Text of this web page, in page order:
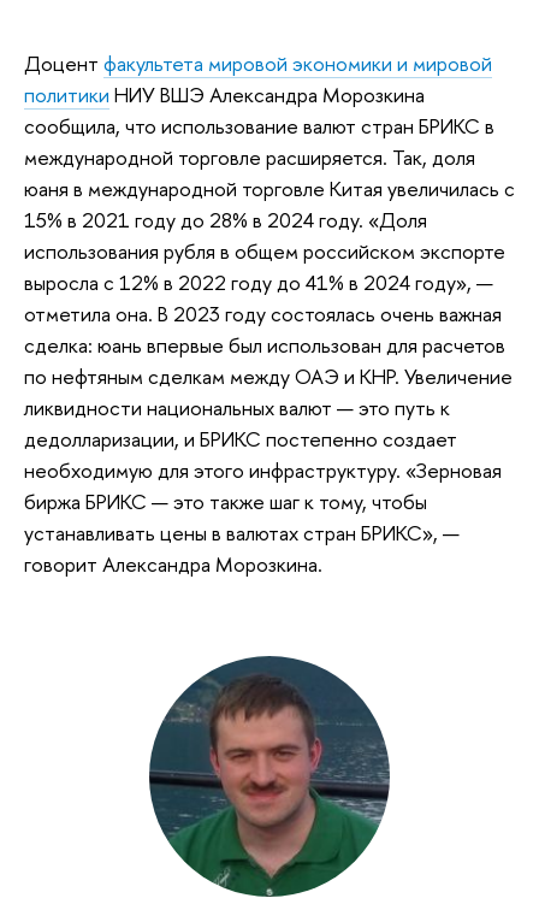
Доцент факультета мировой экономики и мировой
политики НИУ ВШЭ Александра Морозкина
сообщила, что использование валют стран БРИКС в
международной торговле расширяется. Так, доля
юаня в международной торговле Китая увеличилась с
15% в 2021 году до 28% в 2024 году. «Доля
использования рубля в общем российском экспорте
выросла с 12% в 2022 году до 41% в 2024 году», —
отметила она. В 2023 году состоялась очень важная
сделка: юань впервые был использован для расчетов
по нефтяным сделкам между ОАЭ и КНР. Увеличение
ликвидности национальных валют — это путь к
дедолларизации, и БРИКС постепенно создает
необходимую для этого инфраструктуру. «Зерновая
биржа БРИКС — это также шаг к тому, чтобы
устанавливать цены в валютах стран БРИКС», —
говорит Александра Морозкина.